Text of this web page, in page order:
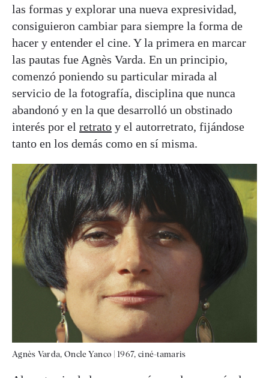
las formas y explorar una nueva expresividad,
consiguieron cambiar para siempre la forma de
hacer y entender el cine. Y la primera en marcar
las pautas fue Agnès Varda. En un principio,
comenzó poniendo su particular mirada al
servicio de la fotografía, disciplina que nunca
abandonó y en la que desarrolló un obstinado
interés por el retrato y el autorretrato, fijándose
tanto en los demás como en sí misma.
Agnès Varda, Oncle Yanco 1967, ciné-tamaris